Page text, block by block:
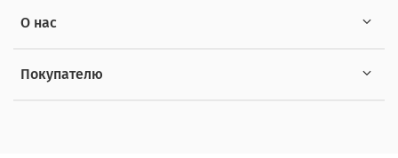
О нас
Покупателю